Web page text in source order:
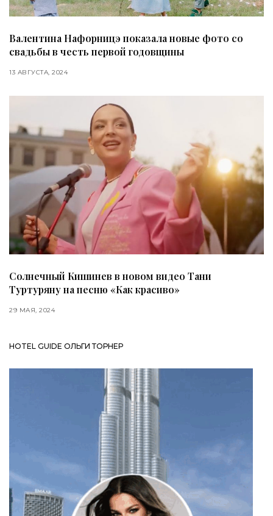
Валентина Нафорницэ показала новые фото со
свадьбы в честь первой годовщины
13 АВГУСТА, 2024
Солнечный Кишинев в новом видео Тани
Туртуряну на песню «Как красиво»
29 МАЯ, 2024
HOTEL GUIDE ОЛЬГИ ТОРНЕР